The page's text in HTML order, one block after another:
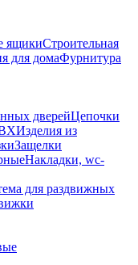
ящикиСтроительная
для домаФурнитура
дверейЦепочки
Изделия из
Защелки
Накладки, wc-
для раздвижных